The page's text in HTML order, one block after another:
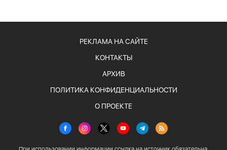
РЕКЛАМА НА САЙТЕ
КОНТАКТЫ
АРХИВ
ПОЛИТИКА КОНФИДЕНЦИАЛЬНОСТИ
О ПРОЕКТЕ